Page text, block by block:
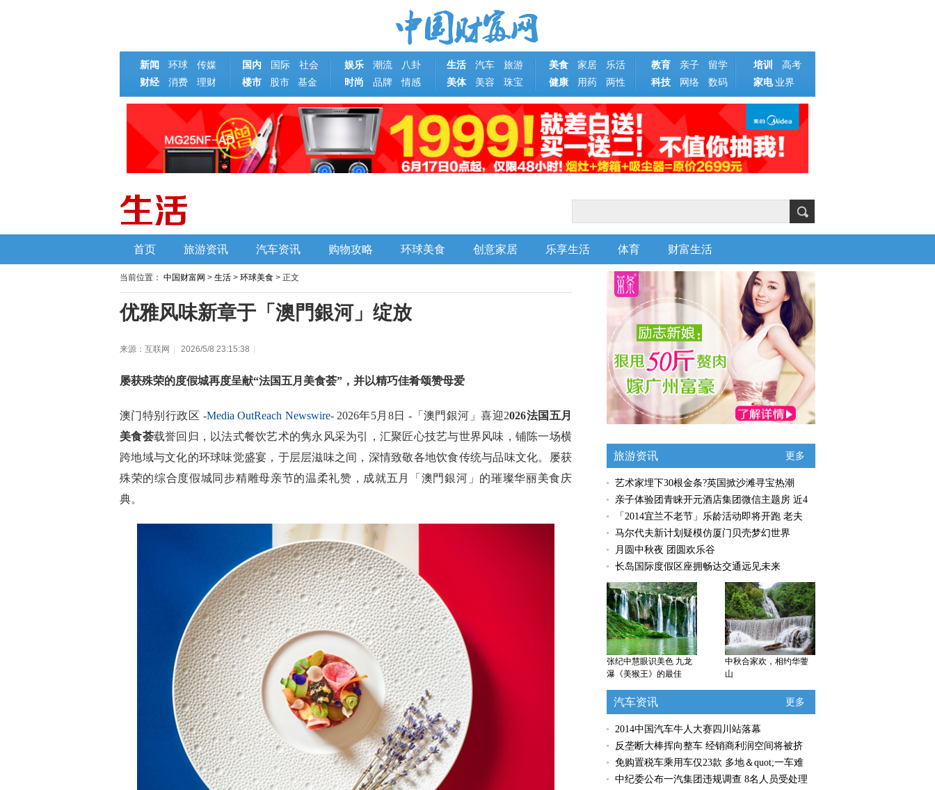
新闻 环球 传媒 国内 国际 社会 娱乐 潮流 八卦 生活 汽车 旅游 美食 家居 乐活 教育 亲子 留学 培训
高考
财经
消费 理财 楼市 股市 基金 时尚 品牌 情感 美体 美容 珠宝 健康 用药 两性 科技 网络 数码 家电 业界
首页 旅游资讯 汽车资讯 购物攻略 环球美食 创意家居 乐享生活 体育 财富生活
当前位置： 中国财富网 > 生活 > 环球美食 > 正文
优雅风味新章于「澳門銀河」绽放
来源：互联网 2026/5/8 23:15:38
屡获殊荣的度假城再度呈献“法国五月美食荟”，并以精巧佳肴颂赞母爱
澳门特别行政区 -Media OutReach Newswire- 2026年5月8日 -「澳門銀河」喜迎2026法国五月
美食荟载誉回归，以法式餐饮艺术的隽永风采为引，汇聚匠心技艺与世界风味，铺陈一场横
跨地域与文化的环球味觉盛宴，于层层滋味之间，深情致敬各地饮食传统与品味文化。屡获
殊荣的综合度假城同步精雕母亲节的温柔礼赞，成就五月「澳門銀河」的璀璨华丽美食庆
典。
旅游资讯 更多
艺术家埋下30根金条?英国掀沙滩寻宝热潮
亲子体验团青睐开元酒店集团微信主题房 近4
「2014宜兰不老节」乐龄活动即将开跑 老夫
马尔代夫新计划疑模仿厦门贝壳梦幻世界
月圆中秋夜 团圆欢乐谷
长岛国际度假区座拥畅达交通远见未来
中秋合家欢，相约华蓥
山
张纪中慧眼识美色 九龙
瀑《美猴王》的最佳
汽车资讯 更多
2014中国汽车牛人大赛四川站落幕
反垄断大棒挥向整车 经销商利润空间将被挤
免购置税车乘用车仅23款 多地＆quot;一车难
中纪委公布一汽集团违规调查 8名人员受处理